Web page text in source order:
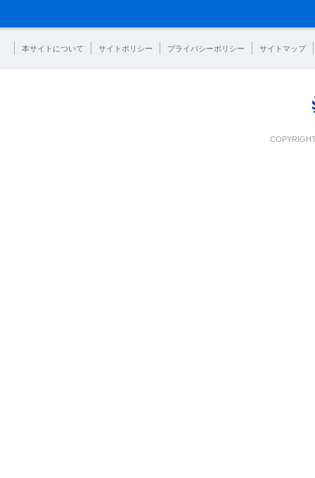
本サイトについて サイトポリシー プライバシーポリシー サイトマップ